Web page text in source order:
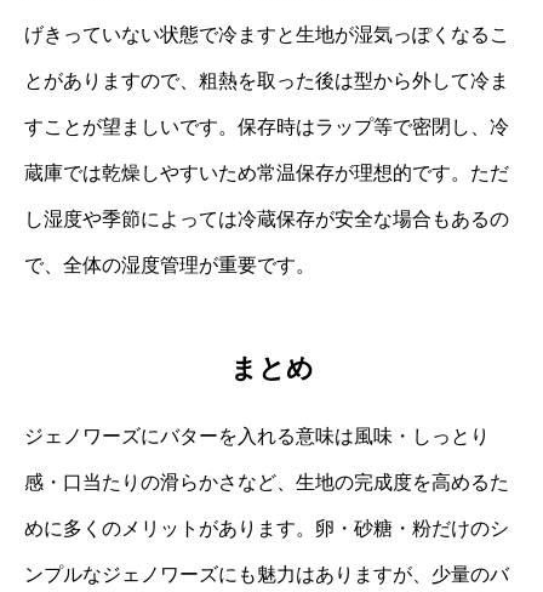
げきっていない状態で冷ますと生地が湿気っぽくなるこ
とがありますので、粗熱を取った後は型から外して冷ま
すことが望ましいです。保存時はラップ等で密閉し、冷
蔵庫では乾燥しやすいため常温保存が理想的です。ただ
し湿度や季節によっては冷蔵保存が安全な場合もあるの
で、全体の湿度管理が重要です。
まとめ
ジェノワーズにバターを入れる意味は風味・しっとり
感・口当たりの滑らかさなど、生地の完成度を高めるた
めに多くのメリットがあります。卵・砂糖・粉だけのシ
ンプルなジェノワーズにも魅力はありますが、少量のバ